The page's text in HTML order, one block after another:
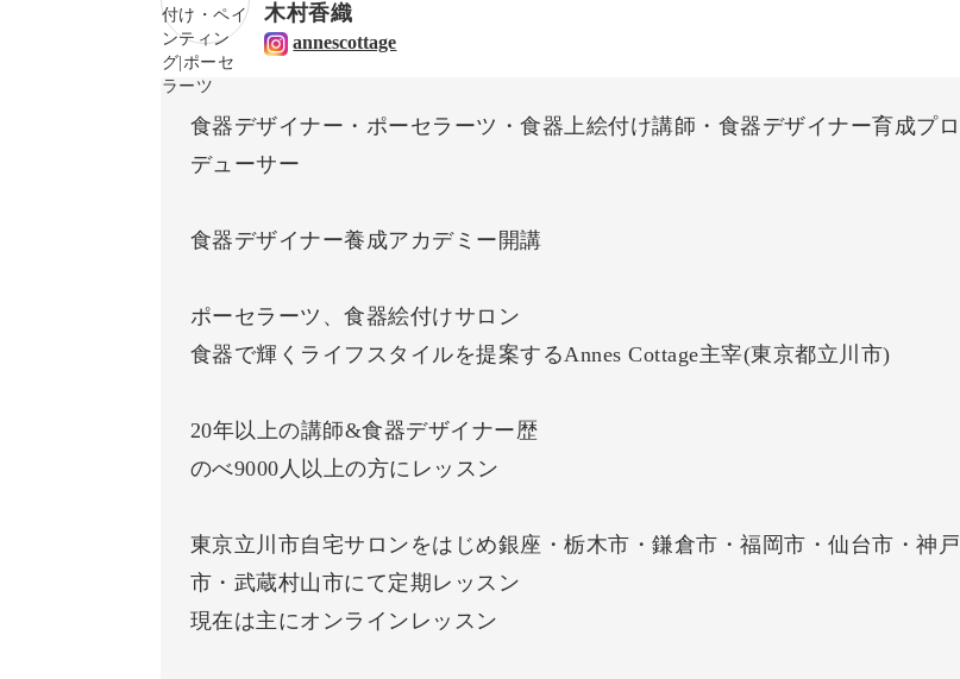
木村香織
annescottage
食器デザイナー・ポーセラーツ・食器上絵付け講師・食器デザイナー育成プロ
デューサー
食器デザイナー養成アカデミー開講
ポーセラーツ、食器絵付けサロン
食器で輝くライフスタイルを提案するAnnes Cottage主宰(東京都立川市)
20年以上の講師&食器デザイナー歴
のべ9000人以上の方にレッスン
東京立川市自宅サロンをはじめ銀座・栃木市・鎌倉市・福岡市・仙台市・神戸
市・武蔵村山市にて定期レッスン
現在は主にオンラインレッスン